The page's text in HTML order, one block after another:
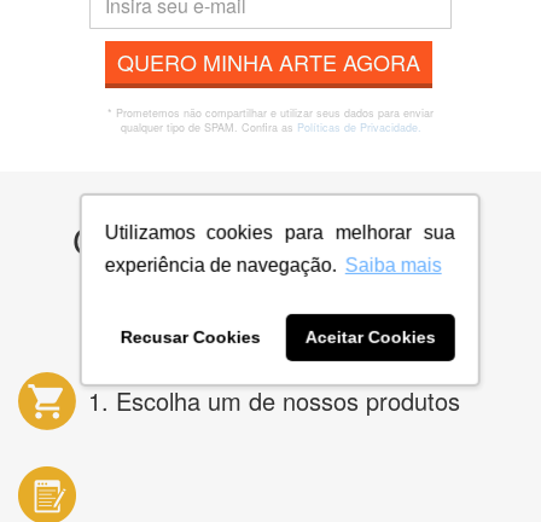
Utilizamos cookies para melhorar sua
experiência de navegação. Saiba mais
Recusar Cookies Aceitar Cookies
QUERO MINHA ARTE AGORA
* Prometemos não compartilhar e utilizar seus dados para enviar
qualquer tipo de SPAM. Confira as Políticas de Privacidade.
Como funciona a We Do
Logos?
1. Escolha um de nossos produtos